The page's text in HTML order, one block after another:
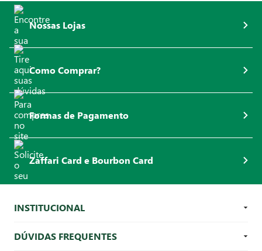
Nossas Lojas
Como Comprar?
Formas de Pagamento
Zaffari Card e Bourbon Card
INSTITUCIONAL
DÚVIDAS FREQUENTES